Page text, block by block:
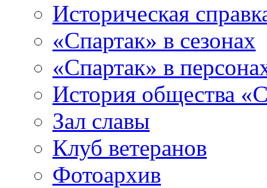
Историческая
«Спартак» в сезонах
«Спартак» в
История общества
Зал славы
Клуб ветеранов
Фотоархив